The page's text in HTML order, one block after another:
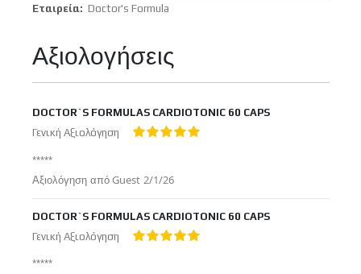
ΠερισσότερεςDoctor's Formula
Αξιολογήσεις
DOCTOR`S FORMULAS CARDIOTONIC 60 CAPS
Γενική Αξιολόγηση
*****
Αξιολόγηση απόGuest Δημοσιεύτηκε
στις
2/1/26
DOCTOR`S FORMULAS CARDIOTONIC 60 CAPS
Γενική Αξιολόγηση
*****